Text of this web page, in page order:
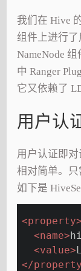
我们在 Hive
组件上进行
NameNode
中 Ranger
它又依赖了
用户认
用户认证即
相对简单。只
如下是
<property>
<name>
<value>
</